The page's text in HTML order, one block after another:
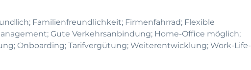
Familienfreundlichkeit; Firmenfahrrad; Flexible
Gute Verkehrsanbindung; Home-Office möglich;
Onboarding; Tarifvergütung; Weiterentwicklung; Work-Life-